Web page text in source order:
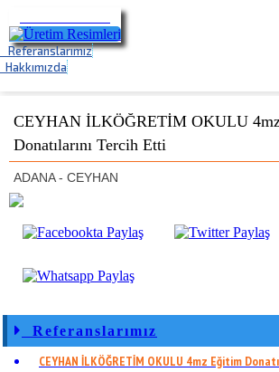
Referanslarımız
Hakkımızda
CEYHAN İLKÖĞRETİM OKULU
Donatılarını Tercih Etti
ADANA - CEYHAN
Referanslarımız
CEYHAN İLKÖĞRETİM OKULU 4mz Eğitim